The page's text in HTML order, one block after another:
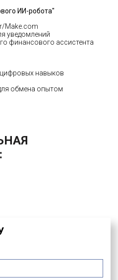
ИИ-робота"
Make.com
уведомлений
финансового ассистента
навыков
обмена опытом